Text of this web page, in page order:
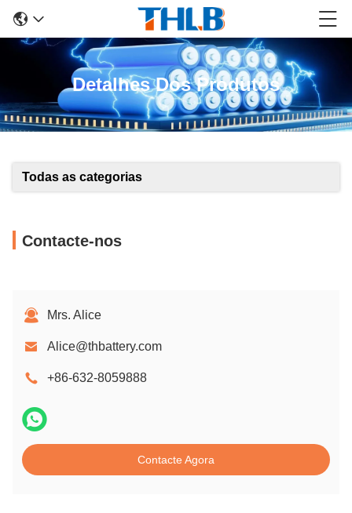
Detalhes Dos Produtos
Todas as categorias
Contacte-nos
Mrs. Alice
Alice@thbattery.com
+86-632-8059888
Contacte Agora